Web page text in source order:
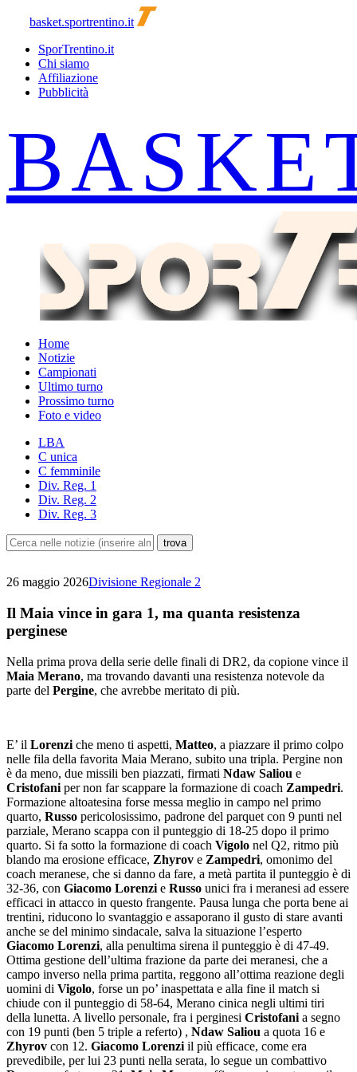
basket.sportrentino.it
SporTrentino.it
Chi siamo
Affiliazione
Pubblicità
Home
Notizie
Campionati
Ultimo turno
Prossimo turno
Foto e video
LBA
C unica
C femminile
Div. Reg. 1
Div. Reg. 2
Div. Reg. 3
26 maggio 2026Divisione Regionale 2
Il Maia vince in gara 1, ma quanta resistenza
perginese
Nella prima prova della serie delle finali di DR2, da copione vince il
Maia Merano, ma trovando davanti una resistenza notevole da
parte del Pergine, che avrebbe meritato di più.
E’ il Lorenzi che meno ti aspetti, Matteo, a piazzare il primo colpo
nelle fila della favorita Maia Merano, subito una tripla. Pergine non
è da meno, due missili ben piazzati, firmati Ndaw Saliou e
Cristofani per non far scappare la formazione di coach Zampedri.
Formazione altoatesina forse messa meglio in campo nel primo
quarto, Russo pericolosissimo, padrone del parquet con 9 punti nel
parziale, Merano scappa con il punteggio di 18-25 dopo il primo
quarto. Si fa sotto la formazione di coach Vigolo nel Q2, ritmo più
blando ma erosione efficace, Zhyrov e Zampedri, omonimo del
coach meranese, che si danno da fare, a metà partita il punteggio è di
32-36, con Giacomo Lorenzi e Russo unici fra i meranesi ad essere
efficaci in attacco in questo frangente. Pausa lunga che porta bene ai
trentini, riducono lo svantaggio e assaporano il gusto di stare avanti
anche se del minimo sindacale, salva la situazione l’esperto
Giacomo Lorenzi, alla penultima sirena il punteggio è di 47-49.
Ottima gestione dell’ultima frazione da parte dei meranesi, che a
campo inverso nella prima partita, reggono all’ottima reazione degli
uomini di Vigolo, forse un po’ inaspettata e alla fine il match si
chiude con il punteggio di 58-64, Merano cinica negli ultimi tiri
della lunetta. A livello personale, fra i perginesi Cristofani a segno
con 19 punti (ben 5 triple a referto) , Ndaw Saliou a quota 16 e
Zhyrov con 12. Giacomo Lorenzi il più efficace, come era
prevedibile, per lui 23 punti nella serata, lo segue un combattivo